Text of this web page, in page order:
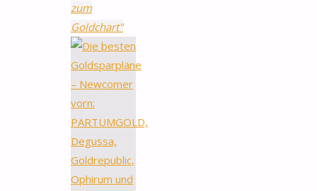
zum
Goldchart"